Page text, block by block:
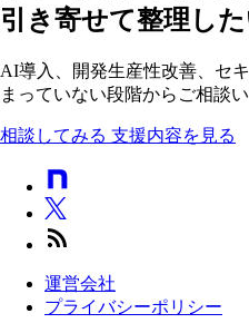
引き寄せて整理した
AI導入、開発生産性改善、セ
まっていない段階からご相談い
相談してみる 支援内容を見る
運営会社
プライバシーポリシー